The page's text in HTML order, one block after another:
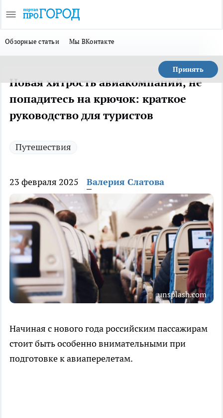
Обзорные статьи Мы ВКонтакте
Принять
Новая хитрость авиакомпаний, не
попадитесь на крючок: краткое
руководство для туристов
Путешествия
23 февраля 2025 Валерия Слатова
unsplash.com
Начиная с нового года российским пассажирам
стоит быть особенно внимательными при
подготовке к авиаперелетам.